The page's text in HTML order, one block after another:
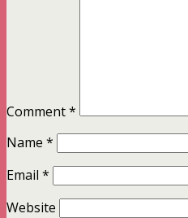
Comment*
Name *
Email *
Website